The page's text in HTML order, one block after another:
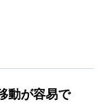
動が容易で